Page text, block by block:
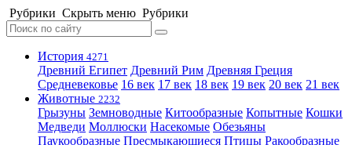
Рубрики Скрыть меню Рубрики
История 4271
Древний Египет Древний Рим Древняя Греция
Средневековье 16 век 17 век 18 век 19 век 20 век 21 век
Животные 2232
Грызуны Земноводные Китообразные Копытные Кошки
Медведи Моллюски Насекомые Обезьяны
Паукообразные Пресмыкающиеся Птицы Ракообразные